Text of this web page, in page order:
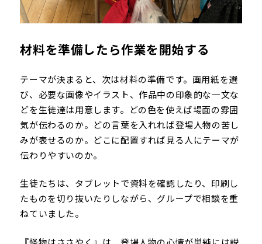
材料を準備したら作業を開始する
テーマが決まると、次は材料の準備です。画用紙を選
び、必要な画像やイラスト、作品中の印象的な一文な
どを生徒達は用意します。どの色を使えば場面の雰囲
気が伝わるのか。どの言葉を入れれば登場人物の苦し
みが表せるのか。どこに配置すれば見る人にテーマが
伝わりやすいのか。
生徒たちは、タブレットで資料を確認したり、印刷し
たものを切り抜いたりしながら、グループで相談を重
ねていました。